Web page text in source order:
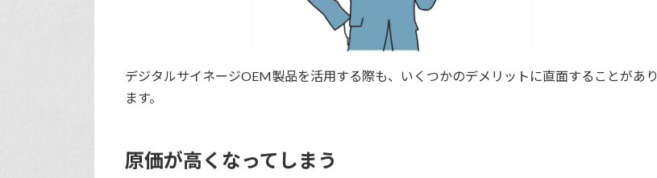
デジタルサイネージOEM製品を活用する際も、いくつかのデメリットに直面することがあり
ます。
原価が高くなってしまう